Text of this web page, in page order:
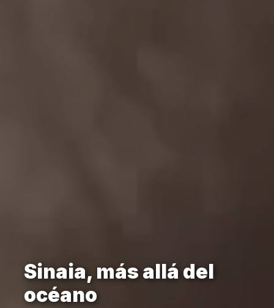
Sinaia, más allá del
océano